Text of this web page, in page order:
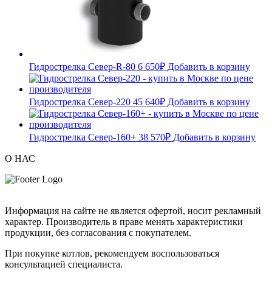
Гидрострелка Север-R-80 6 650₽ Добавить в корзину
Гидрострелка Север-220 45 640₽ Добавить в корзину
Гидрострелка Север-160+ 38 570₽ Добавить в корзину
О НАС
Информация на сайте не является офертой, носит рекламный
характер. Производитель в праве менять характеристики
продукции, без согласования с покупателем.
При покупке котлов, рекомендуем воспользоваться
консультацией специалиста.